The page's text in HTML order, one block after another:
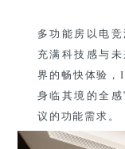
多功能房以电
充满科技感与
界的畅快体验，
身临其境的全
议的功能需求。